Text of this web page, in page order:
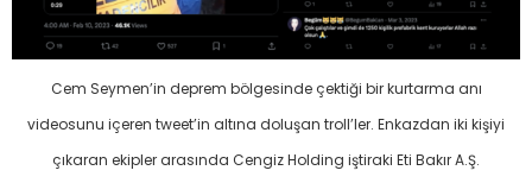
Cem Seymen’in deprem bölgesinde çektiği bir kurtarma anı
videosunu içeren tweet’in altına doluşan troll’ler. Enkazdan iki kişiyi
çıkaran ekipler arasında Cengiz Holding iştiraki Eti Bakır A.Ş.